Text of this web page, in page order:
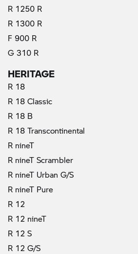
R 1250 R
R 1300 R
F 900 R
G 310 R
HERITAGE
R 18
R 18 Classic
R 18 B
R 18 Transcontinental
R nineT
R nineT Scrambler
R nineT Urban G/S
R nineT Pure
R 12
R 12 nineT
R 12 S
R 12 G/S